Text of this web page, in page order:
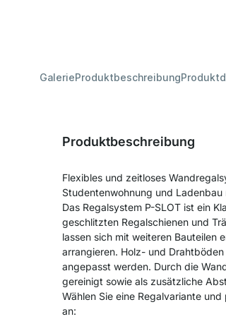
GalerieProduktbeschreibung
Produktbeschreibung
Flexibles und zeitloses
Studentenwohnung und
Das Regalsystem P-SLOT ist ein
geschlitzten Regalschienen und
lassen sich mit weiteren Bauteilen
arrangieren. Holz- und
angepasst werden. Durch die
gereinigt sowie als zusätzliche
Wählen Sie eine Regalvariante
an: